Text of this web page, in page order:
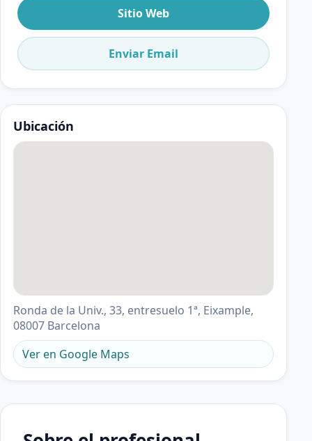
Sitio Web
Enviar Email
Ubicación
Ronda de la Univ., 33, entresuelo 1ª, Eixample,
08007 Barcelona
Ver en Google Maps